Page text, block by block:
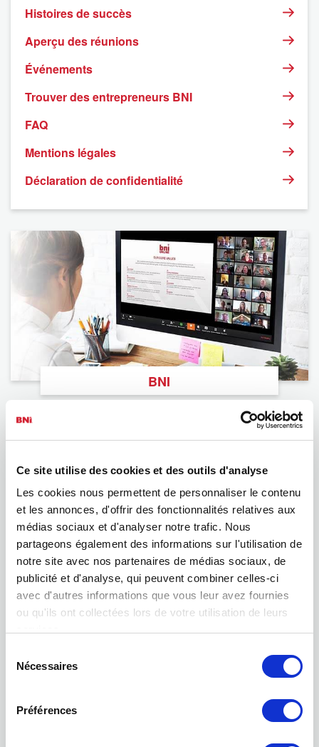
Ce site utilise des cookies et des outils d'analyse
Les cookies nous permettent de personnaliser le contenu
et les annonces, d'offrir des fonctionnalités relatives aux
médias sociaux et d'analyser notre trafic. Nous
partageons également des informations sur l'utilisation de
notre site avec nos partenaires de médias sociaux, de
publicité et d'analyse, qui peuvent combiner celles-ci
avec d'autres informations que vous leur avez fournies
ou qu'ils ont collectées lors de votre utilisation de leurs
Nécessaires
Préférences
Histoires de succès
Aperçu des réunions
Événements
Trouver des entrepreneurs BNI
FAQ
Mentions légales
Déclaration de confidentialité
BNI
Podcast